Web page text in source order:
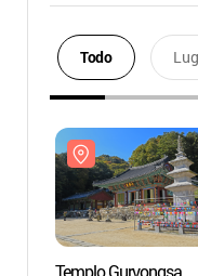
Todo
Templo Guryongsa